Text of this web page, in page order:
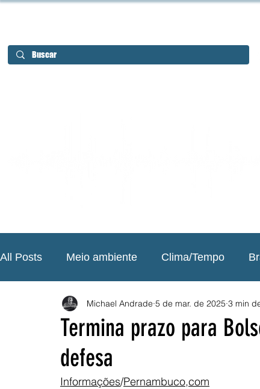
All Posts Meio ambiente Clima/Tempo
Governo Federal Emprego Trânsito
Solidariedade
Termina prazo para
defesa
Michael Andrade 5 de mar. de 2025 3 min
Informações/Pernambuco,com